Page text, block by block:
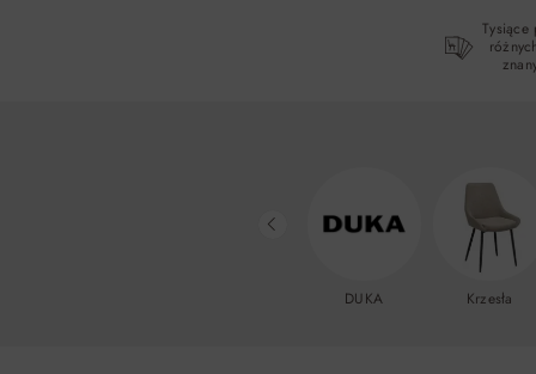
DUKA Krzesła